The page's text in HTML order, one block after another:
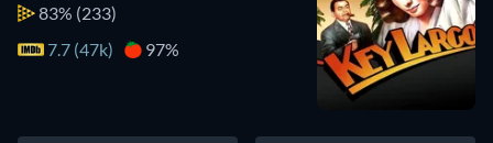
83% (233)
7.7 (47k)
97%